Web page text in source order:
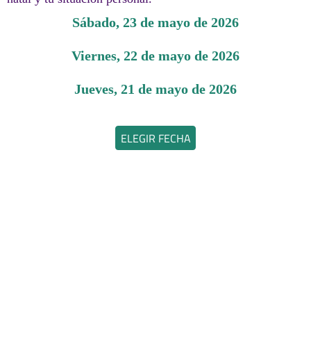
sábado, 23 de mayo de 2026
viernes, 22 de mayo de 2026
jueves, 21 de mayo de 2026
ELEGIR FECHA